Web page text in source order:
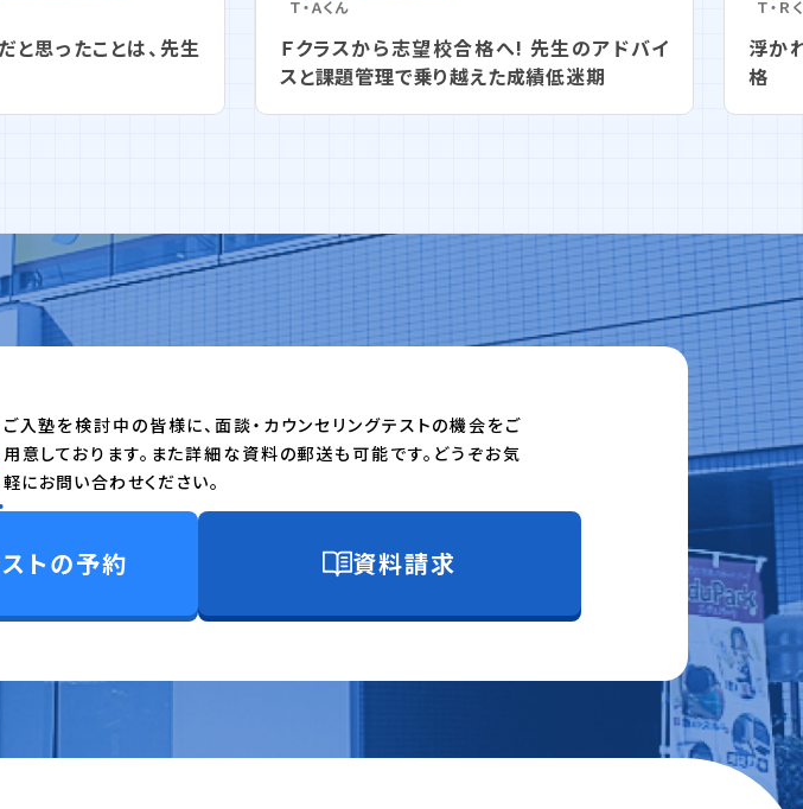
思ったことは、先生
Ｔ・Ａくん
Ｆクラスから志望校合格へ! 先生のアドバイ
スと課題管理で乗り越えた成績低迷期
Ｔ・Ｒ
浮か
格
ご入塾を検討中の皆様に、面談・カウンセリングテストの機会をご
用意しております。また詳細な資料の郵送も可能です。どうぞお気
軽にお問い合わせください。
トの予約 資料請求